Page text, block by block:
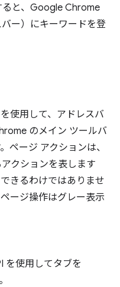
ると、Google Chrome
ー）にキーワードを登
使用して、アドレスバ
のメイン ツールバ
ページ アクションは、
クションを表します
きるわけではありませ
ージ操作はグレー表示
を使用してタブを